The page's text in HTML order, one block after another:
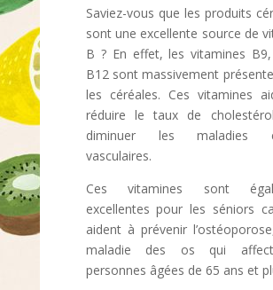
Saviez-vous que les produits
sont une excellente source de
B ? En effet, les vitamines
B12 sont massivement
les céréales. Ces vitamines
réduire le taux de
diminuer les maladies
vasculaires.
Ces vitamines sont
excellentes pour les séniors
aident à prévenir
maladie des os qui
personnes âgées de 65 ans et